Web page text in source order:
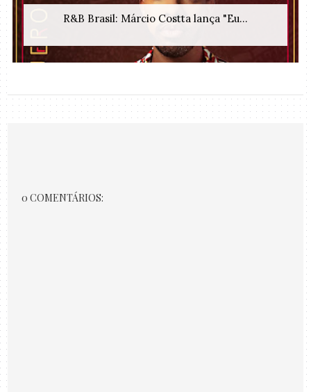
R&B Brasil: Márcio Costta lança "Eu...
0 COMENTÁRIOS: